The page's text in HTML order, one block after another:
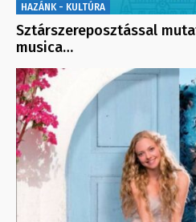
HAZÁNK - KULTÚRA
Sztárszereposztással
musica…